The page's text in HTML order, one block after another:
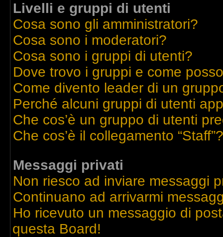
Livelli e gruppi di utenti
Cosa sono gli amministratori?
Cosa sono i moderatori?
Cosa sono i gruppi di utenti?
Dove trovo i gruppi e come
Come divento leader di un
Perché alcuni gruppi di utenti
Che cos’è un gruppo di utenti
Che cos’è il collegamento “Staff”?
Messaggi privati
Non riesco ad inviare messaggi
Continuano ad arrivarmi
Ho ricevuto un messaggio di
questa Board!